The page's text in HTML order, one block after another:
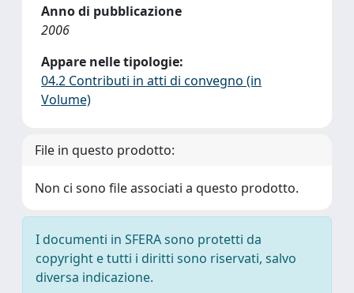
Anno di pubblicazione
2006
Appare nelle tipologie:
04.2 Contributi in atti di convegno (in
Volume)
File in questo prodotto:
Non ci sono file associati a questo prodotto.
I documenti in SFERA sono protetti da
copyright e tutti i diritti sono riservati, salvo
diversa indicazione.